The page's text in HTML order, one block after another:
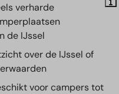
verharde
de IJssel
over de IJssel of
voor campers tot